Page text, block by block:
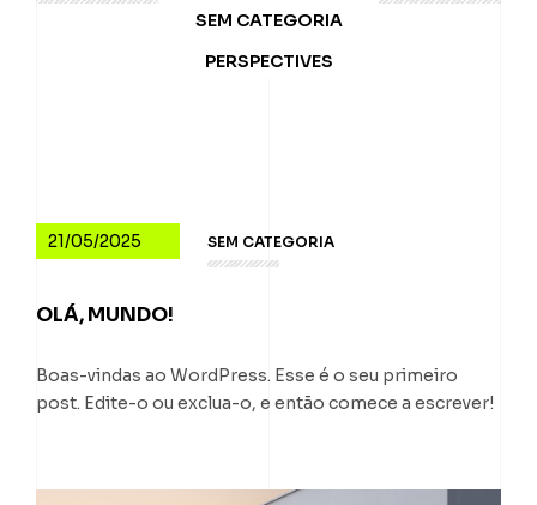
SEM CATEGORIA
PERSPECTIVES
21/05/2025 SEM CATEGORIA
OLÁ, MUNDO!
Boas-vindas ao WordPress. Esse é o seu primeiro
post. Edite-o ou exclua-o, e então comece a escrever!